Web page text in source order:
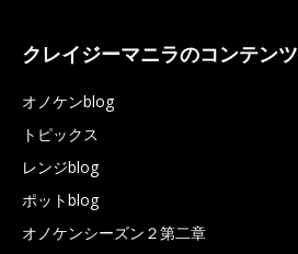
クレイジーマニラのコンテンツ
オノケンblog
トピックス
レンジblog
ポットblog
オノケンシーズン２第二章